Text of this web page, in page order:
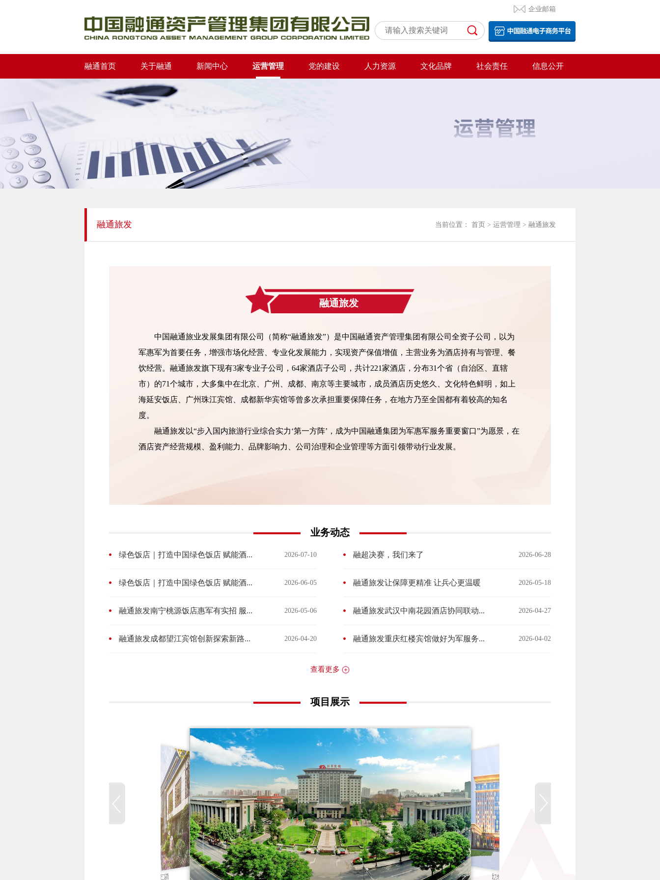
企业邮箱
融通首页 关于融通 新闻中心 运营管理 党的建设 人力资源 文化品牌 社会责任 信息公开
融通旅发 当前位置： 首页 > 运营管理 > 融通旅发
融通旅发
中国融通旅业发展集团有限公司（简称“融通旅发”）是中国融通资产管理集团有限公司全资子公司，以为
军惠军为首要任务，增强市场化经营、专业化发展能力，实现资产保值增值，主营业务为酒店持有与管理、餐
饮经营。融通旅发旗下现有3家专业子公司，64家酒店子公司，共计221家酒店，分布31个省（自治区、直辖
市）的71个城市，大多集中在北京、广州、成都、南京等主要城市，成员酒店历史悠久、文化特色鲜明，如上
海延安饭店、广州珠江宾馆、成都新华宾馆等曾多次承担重要保障任务，在地方乃至全国都有着较高的知名
度。
融通旅发以“步入国内旅游行业综合实力‘第一方阵’，成为中国融通集团为军惠军服务重要窗口”为愿景，在
酒店资产经营规模、盈利能力、品牌影响力、公司治理和企业管理等方面引领带动行业发展。
业务动态
绿色饭店｜打造中国绿色饭店 赋能酒... 2026-07-10 融超决赛，我们来了 2026-06-28
绿色饭店｜打造中国绿色饭店 赋能酒... 2026-06-05 融通旅发让保障更精准 让兵心更温暖 2026-05-18
融通旅发南宁桃源饭店惠军有实招 服... 2026-05-06 融通旅发武汉中南花园酒店协同联动... 2026-04-27
融通旅发成都望江宾馆创新探索新路... 2026-04-20 融通旅发重庆红楼宾馆做好为军服务... 2026-04-02
查看更多
项目展示
成都望江宾馆 北京华北宾馆